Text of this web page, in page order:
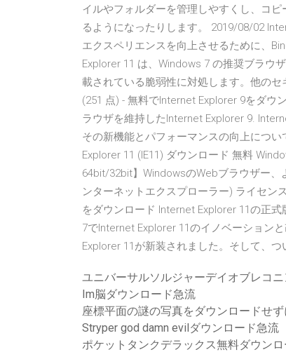
イルやフォルダーを管理しやすくし、コ
るようになったりします。 2019/08/02
エクスペリエンスを向上させるために、
Explorer 11 は、Windows 7 の推奨ブラウ
載されている脆弱性に対処します。他の
(251 点) - 無料でInternet Explorer 9をダ
ラウザを維持したInternet Explorer 9.
その新機能とパフォーマンスの向上につ
Explorer 11 (IE11) ダウンロード 無料
64bit/32bit】WindowsのWebブラウザー、
ンターネットエクスプローラー) ライセン
をダウンロード Internet Explorer 11の正
7でInternet Explorer 11のイノベーション
Explorer 11が新装されました。そして、
ユニバーサルソルジャーデイオブレコ
Im脳ダウンロード急流
座標平面の謎の写真をダウンロードせ
Stryper god damn evilダウンロード急流
ポケットタンクデラックス無料ダウン